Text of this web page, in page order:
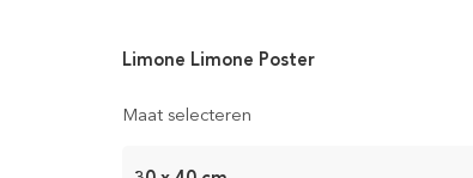
Maat selecteren
Limone Limone Poster